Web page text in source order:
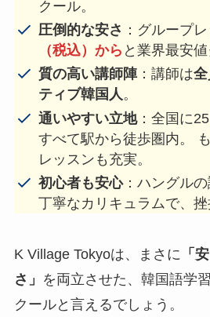
クール。
圧倒的な安さ ：グループ
（税込）から と業界最安値
質の高い講師陣：講師は
ティブ韓国人。
通いやすい立地：全国に
すべて駅から徒歩圏内。
レッスンも充実。
初心者も安心：ハングル
丁寧なカリキュラムで、挫
K Village Tokyoは、まさに 「
さ」 を両立させた、韓国語学
クールと言えるでしょう。